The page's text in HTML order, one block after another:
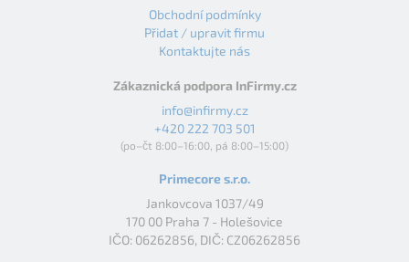
Obchodní podmínky
Přidat / upravit firmu
Kontaktujte nás
Zákaznická podpora InFirmy.cz
info@infirmy.cz
+420 222 703 501
(po–čt 8:00–16:00, pá 8:00–15:00)
Primecore s.r.o.
Jankovcova 1037/49
170 00 Praha 7 - Holešovice
IČO: 06262856, DIČ: CZ06262856